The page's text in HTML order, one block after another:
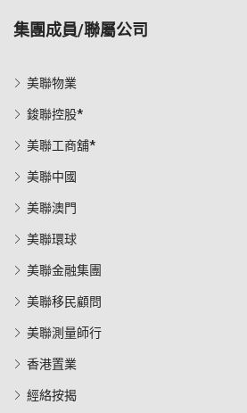
集團成員/聯屬公司
美聯物業
鋑聯控股*
美聯工商舖*
美聯中國
美聯澳門
美聯環球
美聯金融集團
美聯移民顧問
美聯測量師行
香港置業
經絡按揭